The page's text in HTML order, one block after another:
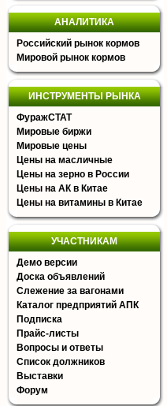
АНАЛИТИКА
Российский рынок кормов
Мировой рынок кормов
ИНСТРУМЕНТЫ РЫНКА
ФуражСТАТ
Мировые биржи
Мировые цены
Цены на масличные
Цены на зерно в России
Цены на АК в Китае
Цены на витамины в Китае
УЧАСТНИКАМ
Демо версии
Доска объявлений
Слежение за вагонами
Каталог предприятий АПК
Подписка
Прайс-листы
Вопросы и ответы
Список должников
Выставки
Форум